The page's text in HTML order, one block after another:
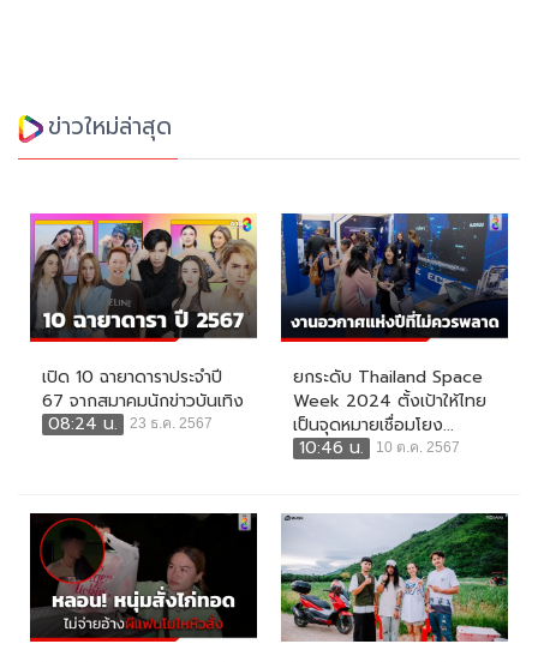
ข่าวใหม่ล่าสุด
เปิด 10 ฉายาดาราประจำปี
67 จากสมาคมนักข่าวบันเทิง
08:24 น.
23 ธ.ค. 2567
ยกระดับ Thailand Space
Week 2024 ตั้งเป้าให้ไทย
เป็นจุดหมายเชื่อมโยง...
10:46 น.
10 ต.ค. 2567